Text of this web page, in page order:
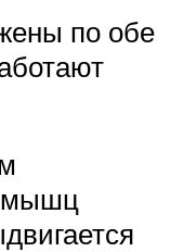
по обе
мышц